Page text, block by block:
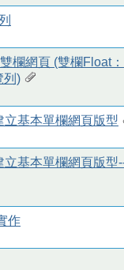
欄網頁 (雙欄Float
列)
基本單欄網頁版型
基本單欄網頁版型
作